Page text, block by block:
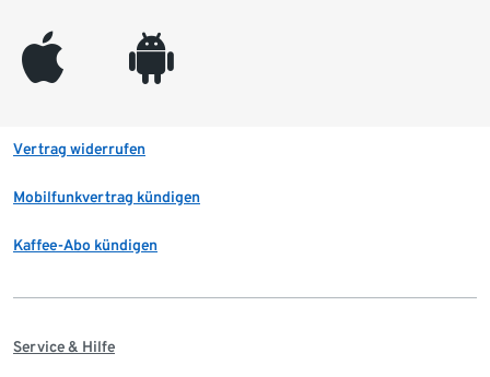
appleinc android
Vertrag widerrufen
Mobilfunkvertrag kündigen
Kaffee-Abo kündigen
Service & Hilfe